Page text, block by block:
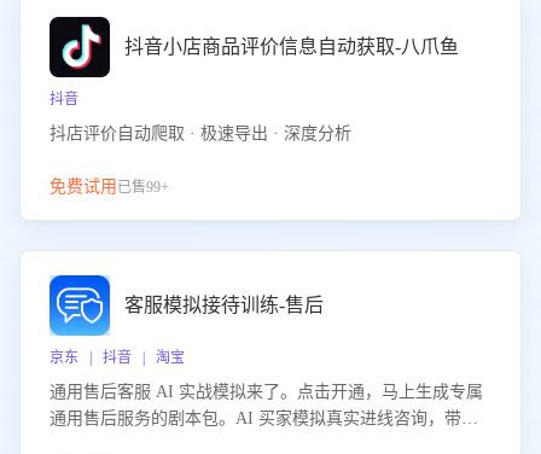
抖音小店商品评价信息自动获取-八爪鱼
抖音
抖店评价自动爬取 · 极速导出 · 深度分析
免费试用 已售99+
客服模拟接待训练-售后
京东 | 抖音 | 淘宝
通用售后客服 AI 实战模拟来了。点击开通，马上生成专属
通用售后服务的剧本包。AI 买家模拟真实进线咨询，带您